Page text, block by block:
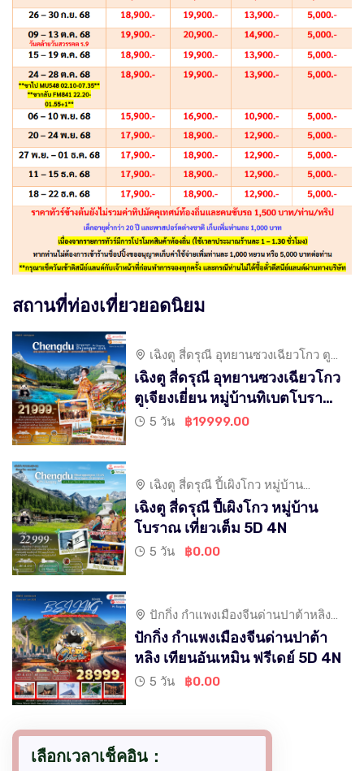
สถานที่ท่องเที่ยวยอดนิยม
เฉิงตู สี่ดรุณี อุทยานซวงเฉียวโกว ตู
เจียงเยี่ยน หมู่บ้านทิเบตโบราณ
เฉิงตู สี่ดรุณี อุทยานซวงเฉียวโกว
ตูเจียงเยี่ยน หมู่บ้านทิเบตโบราณ
เที่ยวเต็ม 5D 4N
5 วัน ฿19999.00
เฉิงตู สี่ดรุณี ปี้เผิงโกว หมู่บ้าน
โบราณ เที่ยวเต็ม
เฉิงตู สี่ดรุณี ปี้เผิงโกว หมู่บ้าน
โบราณ เที่ยวเต็ม 5D 4N
5 วัน ฿0.00
ปักกิ่ง กำแพงเมืองจีนด่านปาต้าหลิง
เทียนอันเหมิน
ปักกิ่ง กำแพงเมืองจีนด่านปาต้า
หลิง เทียนอันเหมิน ฟรีเดย์ 5D 4N
5 วัน ฿0.00
เลือกเวลาเช็คอิน：